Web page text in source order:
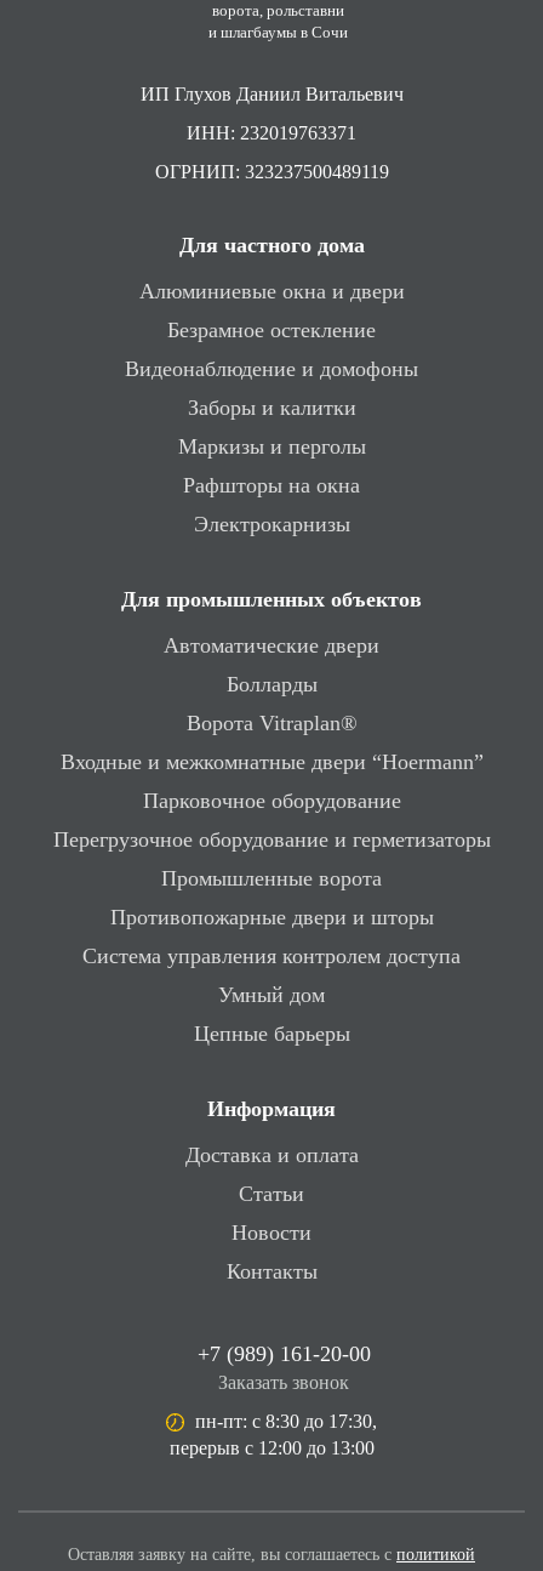
ворота, рольставни
и шлагбаумы в Сочи
ИП Глухов Даниил Витальевич
ИНН: 232019763371
ОГРНИП: 323237500489119
Для частного дома
Алюминиевые окна и двери
Безрамное остекление
Видеонаблюдение и домофоны
Заборы и калитки
Маркизы и перголы
Рафшторы на окна
Электрокарнизы
Для промышленных объектов
Автоматические двери
Болларды
Ворота Vitraplan®
Входные и межкомнатные двери “Hoermann”
Парковочное оборудование
Перегрузочное оборудование и герметизаторы
Промышленные ворота
Противопожарные двери и шторы
Система управления контролем доступа
Умный дом
Цепные барьеры
Информация
Доставка и оплата
Статьи
Новости
Контакты
+7 (989) 161-20-00
Заказать звонок
пн-пт: с 8:30 до 17:30,
перерыв с 12:00 до 13:00
Оставляя заявку на сайте, вы соглашаетесь с политикой